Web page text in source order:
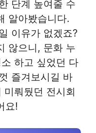
단계 높여줄 수
알아봤습니다.
이유가 없겠죠?
않으니, 문화 누
하고 싶었던 다
즐겨보시길 바
뤄뒀던 전시회
요!